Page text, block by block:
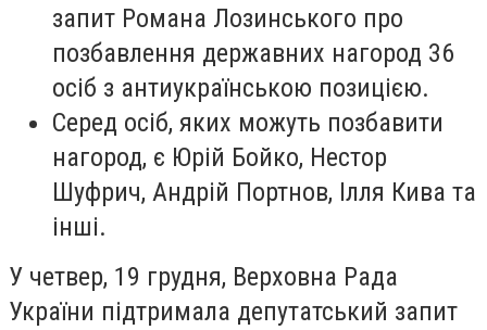
запит Романа Лозинського про
позбавлення державних нагород 36
осіб з антиукраїнською позицією.
Серед осіб, яких можуть позбавити
нагород, є Юрій Бойко, Нестор
Шуфрич, Андрій Портнов, Ілля Кива та
інші.
У четвер, 19 грудня, Верховна Рада
України підтримала депутатський запит